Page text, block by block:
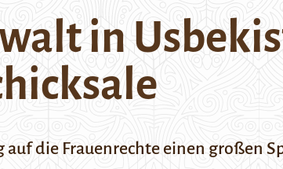
in
auf die Frauenrechte einen großen